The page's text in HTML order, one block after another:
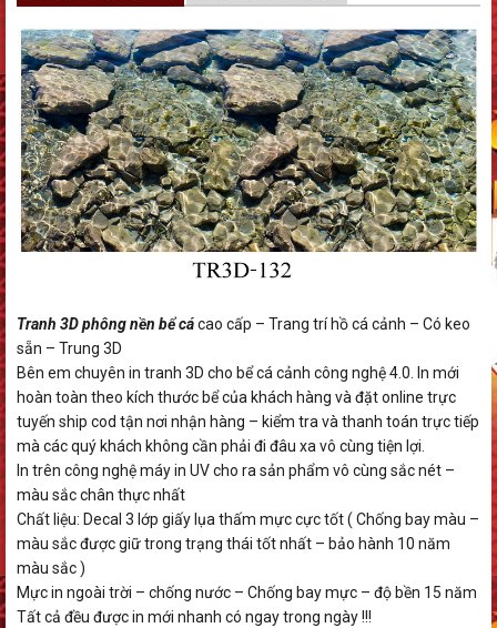
Tranh 3D phông nền bể cácao cấp – Trang trí hồ cá cảnh – Có keo
sẵn – Trung 3D
Bên em chuyên in tranh 3D cho bể cá cảnh công nghệ 4.0. In mới
hoàn toàn theo kích thước bể của khách hàng và đặt online trực
tuyến ship cod tận nơi nhận hàng – kiểm tra và thanh toán trực tiếp
mà các quý khách không cần phải đi đâu xa vô cùng tiện lợi.
In trên công nghệ máy in UV cho ra sản phẩm vô cùng sắc nét –
màu sắc chân thực nhất
Chất liệu: Decal 3 lớp giấy lụa thấm mực cực tốt ( Chống bay màu –
màu sắc được giữ trong trạng thái tốt nhất – bảo hành 10 năm
màu sắc )
Mực in ngoài trời – chống nước – Chống bay mực – độ bền 15 năm
Tất cả đều được in mới nhanh có ngay trong ngày !!!